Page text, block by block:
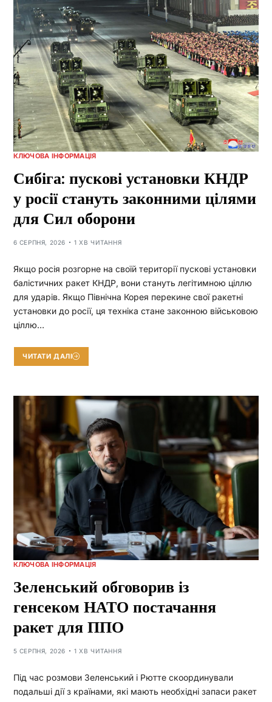
КЛЮЧОВА ІНФОРМАЦІЯ
Сибіга: пускові установки КНДР
у росії стануть законними цілями
для Сил оборони
6 СЕРПНЯ, 2026 1 ХВ ЧИТАННЯ
Якщо росія розгорне на своїй території пускові установки
балістичних ракет КНДР, вони стануть легітимною ціллю
для ударів. Якщо Північна Корея перекине свої ракетні
установки до росії, ця техніка стане законною військовою
ціллю…
ЧИТАТИ ДАЛІ
КЛЮЧОВА ІНФОРМАЦІЯ
Зеленський обговорив із
генсеком НАТО постачання
ракет для ППО
5 СЕРПНЯ, 2026 1 ХВ ЧИТАННЯ
Під час розмови Зеленський і Рютте скоординували
подальші дії з країнами, які мають необхідні запаси ракет